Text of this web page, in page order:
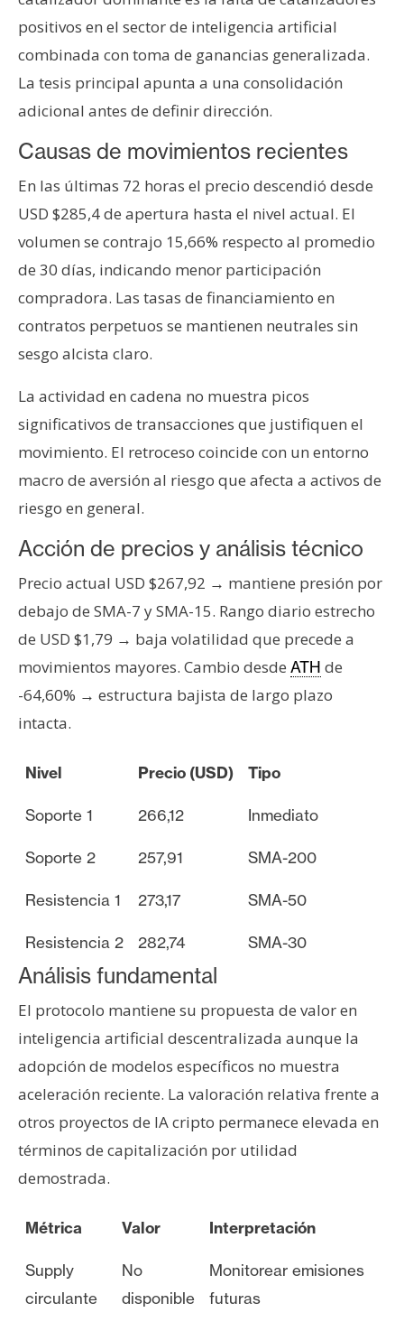
n
s
a
T
m
a
s
R
e
c
u
r
o
s
C
o
n
t
a
c
o
y
P
u
c
d
d
positivos en el sector de inteligencia artificial
combinada con toma de ganancias generalizada.
La tesis principal apunta a una consolidación
adicional antes de definir dirección.
Causas de movimientos recientes
En las últimas 72 horas el precio descendió desde
USD $285,4 de apertura hasta el nivel actual. El
volumen se contrajo 15,66% respecto al promedio
de 30 días, indicando menor participación
compradora. Las tasas de financiamiento en
contratos perpetuos se mantienen neutrales sin
sesgo alcista claro.
La actividad en cadena no muestra picos
significativos de transacciones que justifiquen el
movimiento. El retroceso coincide con un entorno
macro de aversión al riesgo que afecta a activos de
riesgo en general.
Acción de precios y análisis técnico
Precio actual USD $267,92 → mantiene presión por
debajo de SMA-7 y SMA-15. Rango diario estrecho
de USD $1,79 → baja volatilidad que precede a
movimientos mayores. Cambio desde ATH de
-64,60% → estructura bajista de largo plazo
intacta.
Nivel Precio (USD) Tipo
Soporte 1 266,12 Inmediato
Soporte 2 257,91 SMA-200
Resistencia 1 273,17 SMA-50
Resistencia 2 282,74 SMA-30
Análisis fundamental
El protocolo mantiene su propuesta de valor en
inteligencia artificial descentralizada aunque la
adopción de modelos específicos no muestra
aceleración reciente. La valoración relativa frente a
otros proyectos de IA cripto permanece elevada en
términos de capitalización por utilidad
demostrada.
Métrica Valor Interpretación
Supply
circulante
No
disponible
Monitorear emisiones
futuras